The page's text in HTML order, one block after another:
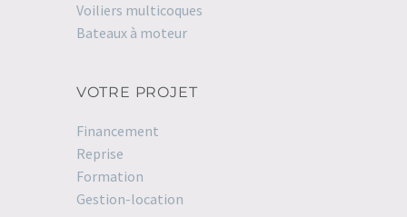
Voiliers multicoques
Bateaux à moteur
VOTRE PROJET
Financement
Reprise
Formation
Gestion-location